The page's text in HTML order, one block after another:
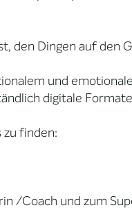
den Dingen auf den
und
digitale
zu finden:
/Coach und zum